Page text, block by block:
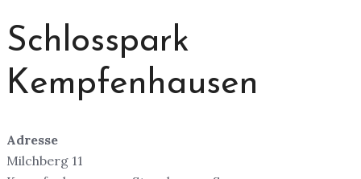
Schlosspark
Kempfenhausen
Adresse
Milchberg 11